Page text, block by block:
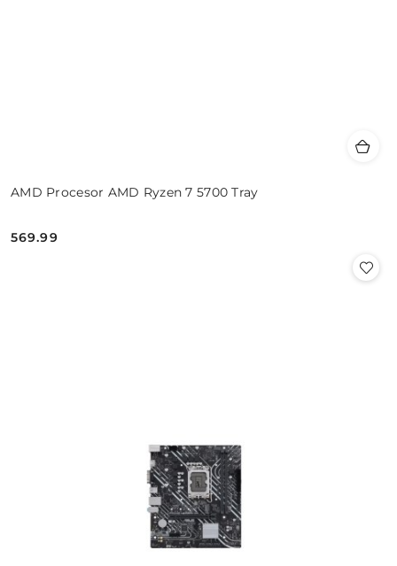
AMD Procesor AMD Ryzen 7 5700 Tray
Cena:
569.99